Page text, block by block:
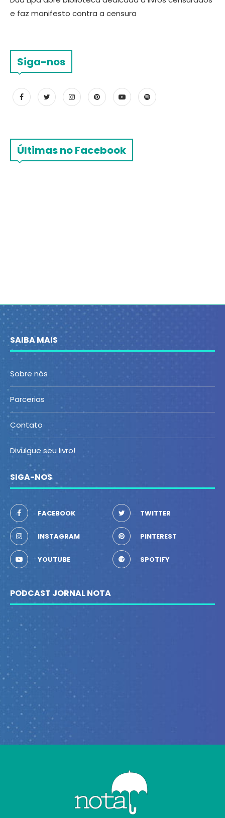
e faz manifesto contra a censura
Siga-nos
Últimas no Facebook
SAIBA MAIS
Sobre nós
Parcerias
Contato
Divulgue seu livro!
SIGA-NOS
FACEBOOK TWITTER
INSTAGRAM PINTEREST
YOUTUBE SPOTIFY
PODCAST JORNAL NOTA